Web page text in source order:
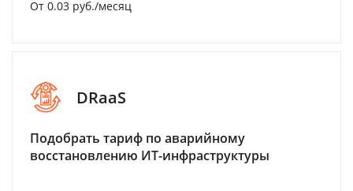
От 0.03 руб./месяц
DRaaS
Подобрать тариф по аварийному
восстановлению ИТ-инфраструктуры